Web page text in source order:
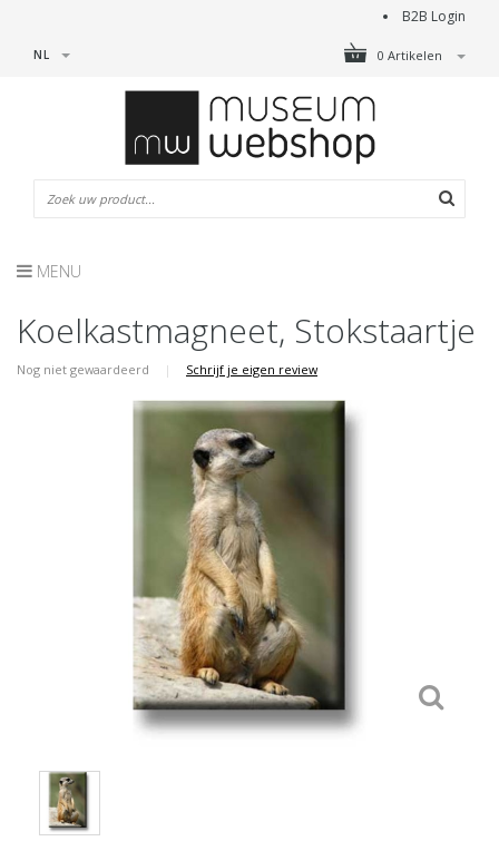
B2B Login
0 Artikelen
NL
MENU
Koelkastmagneet, Stokstaartje
Nog niet gewaardeerd | Schrijf je eigen review